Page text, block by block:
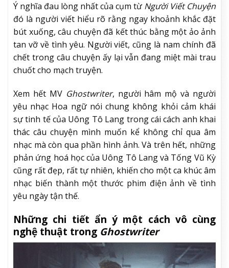
Ý nghĩa đau lòng nhất của cụm từ Người Viết Chuyện
đó là người viết hiểu rõ rằng ngay khoảnh khắc đặt
bút xuống, câu chuyện đã kết thúc bằng một ảo ảnh
tan vỡ về tình yêu. Người viết, cũng là nam chính đã
chết trong câu chuyện ấy lại vẫn đang miệt mài trau
chuốt cho mạch truyện.
Xem hết MV Ghostwriter, người hâm mộ và người
yêu nhạc Hoa ngữ nói chung không khỏi cảm khái
sự tinh tế của Uông Tô Lang trong cái cách anh khai
thác câu chuyện mình muốn kể không chỉ qua âm
nhạc mà còn qua phần hình ảnh. Và trên hết, những
phản ứng hoá học của Uông Tô Lang và Tống Vũ Kỳ
cũng rất đẹp, rất tự nhiên, khiến cho một ca khúc âm
nhạc biến thành một thước phim điện ảnh về tình
yêu ngày tận thế.
Những chi tiết ẩn ý một cách vô cùng
nghệ thuật trong Ghostwriter